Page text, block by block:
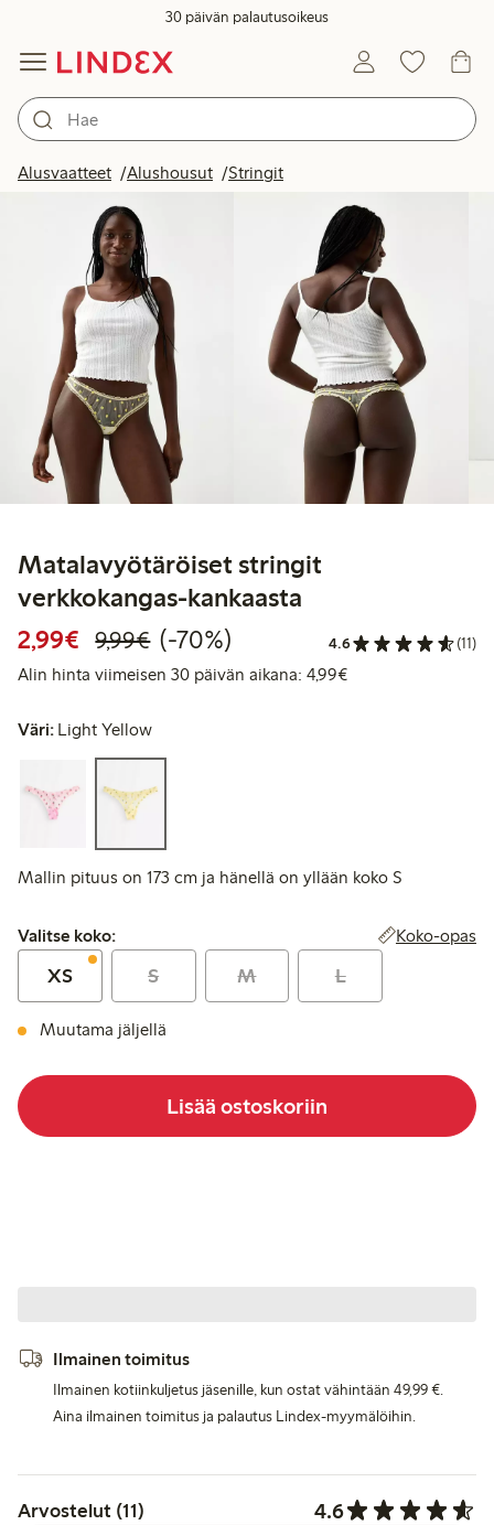
30 päivän palautusoikeus
Alusvaatteet Alushousut Stringit
Matalavyötäröiset stringit
verkkokangas-kankaasta
2,99€ Alennettu hinta: 2,99 €
9,99€Normaalihinta: 9,99 €
70% alennus
(-70%) 4.6 (11)
Alin hinta viimeisen 30 päivän aikana: 4,99€Alin hinta
Väri: Light Yellow
Mallin pituus on 173 cm ja hänellä on yllään koko S
Valitse koko:
Valitse koko: Koko-opas
XS S M L
Muutama jäljellä
Lisää ostoskoriin
Ilmainen toimitus
Ilmainen kotiinkuljetus jäsenille, kun ostat vähintään 49,99 €.
Aina ilmainen toimitus ja palautus Lindex-myymälöihin.
Arvostelut (11) 4.6